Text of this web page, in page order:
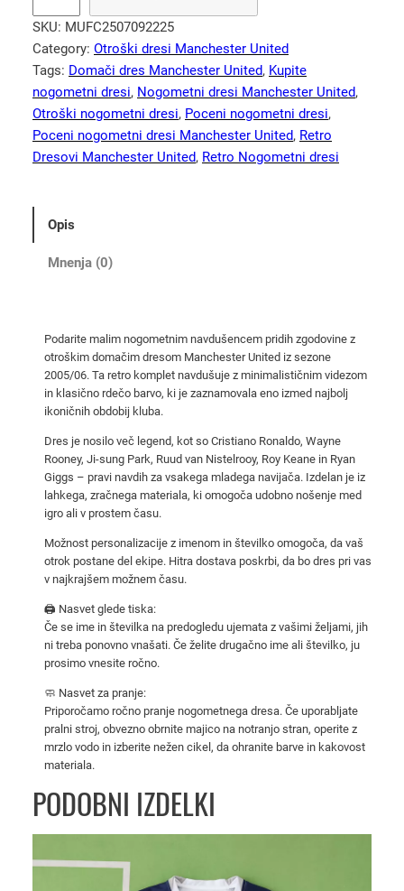
t
r
o
n
o
g
o
č
r
SKU: MUFC2507092225
Category: Otroški dresi Manchester United
Tags: Domači dres Manchester United, Kupite
nogometni dresi, Nogometni dresi Manchester United
Otroški nogometni dresi, Poceni nogometni dresi
Poceni nogometni dresi Manchester United, Retro
Dresovi Manchester United, Retro Nogometni dresi
Opis
Mnenja (0)
Podarite malim nogometnim navdušencem pridih zgodovine z
otroškim domačim dresom Manchester United iz sezone
2005/06. Ta retro komplet navdušuje z minimalističnim videzom
in klasično rdečo barvo, ki je zaznamovala eno izmed najbolj
ikoničnih obdobij kluba.
Dres je nosilo več legend, kot so Cristiano Ronaldo, Wayne
Rooney, Ji-sung Park, Ruud van Nistelrooy, Roy Keane in Ryan
Giggs – pravi navdih za vsakega mladega navijača. Izdelan je iz
lahkega, zračnega materiala, ki omogoča udobno nošenje med
igro ali v prostem času.
Možnost personalizacije z imenom in številko omogoča, da vaš
otrok postane del ekipe. Hitra dostava poskrbi, da bo dres pri vas
v najkrajšem možnem času.
🖨️ Nasvet glede tiska:
Če se ime in številka na predogledu ujemata z vašimi željami, jih
ni treba ponovno vnašati. Če želite drugačno ime ali številko, ju
prosimo vnesite ročno.
🧼 Nasvet za pranje:
Priporočamo ročno pranje nogometnega dresa. Če uporabljate
pralni stroj, obvezno obrnite majico na notranjo stran, operite z
mrzlo vodo in izberite nežen cikel, da ohranite barve in kakovost
materiala.
PODOBNI IZDELKI